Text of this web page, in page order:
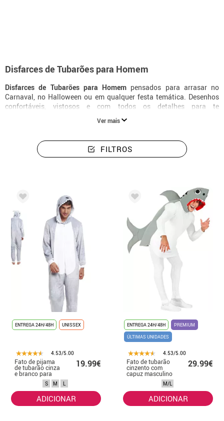
Disfarces de Tubarões para Homem
Disfarces de Tubarões para Homem pensados para arrasar no
Carnaval, no Halloween ou em qualquer festa temática. Desenhos
confortáveis, vistosos e com todos os detalhes para te
transformares na tua personagem favorita.
Ver mais
FILTROS
ENTREGA 24H/48H UNISSEX
4.53/5.00
Fato de pijama
de tubarão cinza
e branco para
19.99€
S M L
ADICIONAR
ENTREGA 24H/48H
PREMIUM
ÚLTIMAS UNIDADES
4.53/5.00
Fato de tubarão
cinzento com
capuz masculino
29.99€
M/L
ADICIONAR